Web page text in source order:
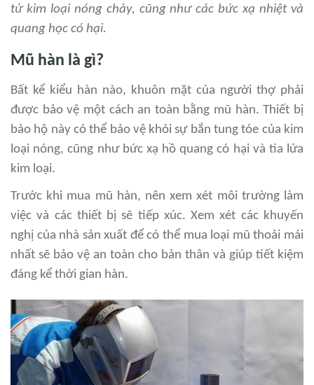
tử kim loại nóng chảy, cũng như các bức xạ nhiệt và
quang học có hại.
Mũ hàn là gì?
Bất kể kiểu hàn nào, khuôn mặt của người thợ phải
được bảo vệ một cách an toàn bằng mũ hàn. Thiết bị
bảo hộ này có thể bảo vệ khỏi sự bắn tung tóe của kim
loại nóng, cũng như bức xạ hồ quang có hại và tia lửa
kim loại.
Trước khi mua mũ hàn, nên xem xét môi trường làm
việc và các thiết bị sẽ tiếp xúc. Xem xét các khuyến
nghị của nhà sản xuất để có thể mua loại mũ thoải mái
nhất sẽ bảo vệ an toàn cho bản thân và giúp tiết kiệm
đáng kể thời gian hàn.